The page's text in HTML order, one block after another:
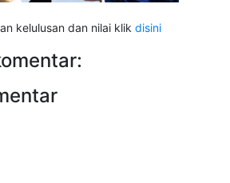
kelulusan dan nilai klik disini